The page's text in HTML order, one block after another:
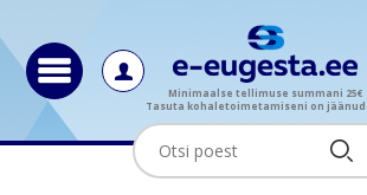
Minimaalse tellimuse summani 25€
Tasuta kohaletoimetamiseni on jäänud